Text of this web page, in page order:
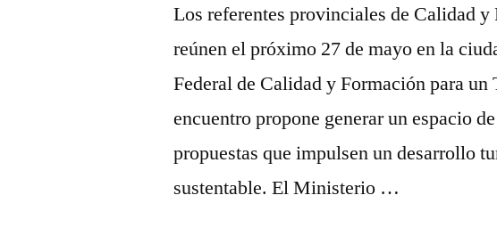
Los referentes provinciales de Calidad y
reúnen el próximo 27 de mayo en la
Federal de Calidad y Formación para
encuentro propone generar un espacio
propuestas que impulsen un desarrollo
sustentable. El Ministerio …